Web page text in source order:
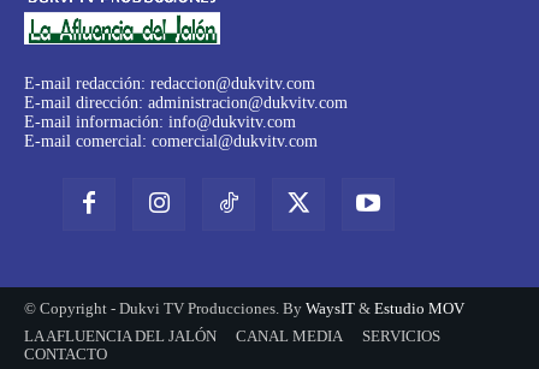
E-mail redacción: redaccion@dukvitv.com
E-mail dirección: administracion@dukvitv.com
E-mail información: info@dukvitv.com
E-mail comercial: comercial@dukvitv.com
© Copyright - Dukvi TV Producciones. By WaysIT & Estudio MOV
LA AFLUENCIA DEL JALÓN
CANAL MEDIA
SERVICIOS
CONTACTO